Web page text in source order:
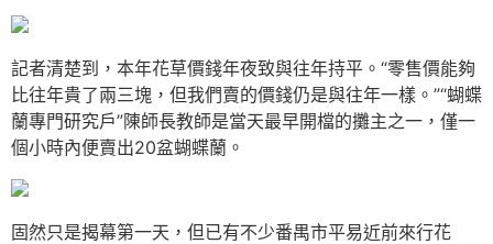
記者清楚到，本年花草價錢年夜致與往年持平。“零售價能夠
比往年貴了兩三塊，但我們賣的價錢仍是與往年一樣。”“蝴蝶
蘭專門研究戶”陳師長教師是當天最早開檔的攤主之一，僅一
個小時內便賣出20盆蝴蝶蘭。
固然只是揭幕第一天，但已有不少番禺市平易近前來行花